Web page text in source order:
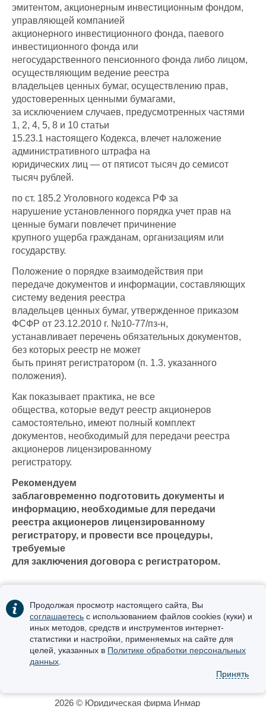
эмитентом, акционерным инвестиционным фондом,
управляющей компанией
акционерного инвестиционного фонда, паевого
инвестиционного фонда или
негосударственного пенсионного фонда либо лицом,
осуществляющим ведение реестра
владельцев ценных бумаг, осуществлению прав,
удостоверенных ценными бумагами,
за исключением случаев, предусмотренных частями
1, 2, 4, 5, 8 и 10 статьи
15.23.1 настоящего Кодекса, влечет наложение
административного штрафа на
юридических лиц — от пятисот тысяч до семисот
тысяч рублей.
по ст. 185.2 Уголовного кодекса РФ за
нарушение установленного порядка учет прав на
ценные бумаги повлечет причинение
крупного ущерба гражданам, организациям или
государству.
Положение о порядке взаимодействия при
передаче документов и информации, составляющих
систему ведения реестра
владельцев ценных бумаг, утвержденное приказом
ФСФР от 23.12.2010 г. №10-77/пз-н,
устанавливает перечень обязательных документов,
без которых реестр не может
быть принят регистратором (п. 1.3. указанного
положения).
Как показывает практика, не все
общества, которые ведут реестр акционеров
самостоятельно, имеют полный комплект
документов, необходимый для передачи реестра
акционеров лицензированному
регистратору.
Рекомендуем
заблаговременно подготовить документы и
информацию, необходимые для передачи
реестра акционеров лицензированному
регистратору, и провести все процедуры,
требуемые
для заключения договора с регистратором.
Получить консультацию:
2026 © Юридическая фирма Инмар
Продолжая просмотр настоящего сайта, Вы
соглашаетесь с использованием файлов cookies (куки) и
иных методов, средств и инструментов интернет-
статистики и настройки, применяемых на сайте для
целей, указанных в Политике обработки персональных
данных
Принять